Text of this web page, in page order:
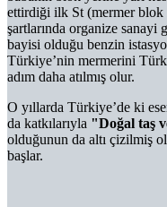
ettirdiği ilk St (mermer blok
şartlarında organize sanayi
bayisi olduğu benzin
Türkiye’nin mermerini
adım daha atılmış olur.
O yıllarda Türkiye’de ki
da katkılarıyla "Doğal taş
olduğunun da altı çizilmiş
başlar.